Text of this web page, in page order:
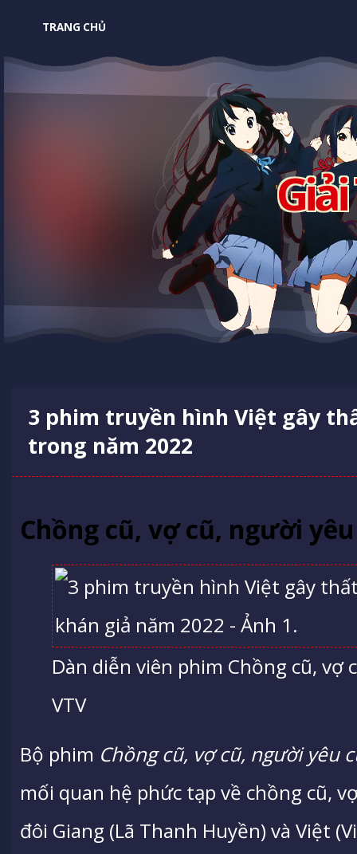
TRANG CHỦ
3 phim truyền hình Việt gây
trong năm 2022
Chồng cũ, vợ cũ, người
Dàn diễn viên phim Chồng cũ, vợ
VTV
Bộ phim Chồng cũ, vợ cũ, người yêu
mối quan hệ phức tạp về chồng cũ,
đôi Giang (Lã Thanh Huyền) và Việt